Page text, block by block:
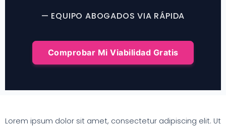
— EQUIPO ABOGADOS VIA RÁPIDA
Comprobar Mi Viabilidad Gratis
Lorem ipsum dolor sit amet, consectetur adipiscing elit. Ut